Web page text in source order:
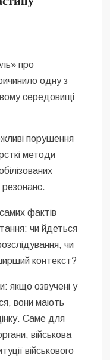
ринку та вплив на
ситуацію
про
одну з
середовищі
порушення
методи
резонанс.
фактів
чи йдеться
чи
контекст?
якщо озвучені у
вони мають
Саме для
військова
військового